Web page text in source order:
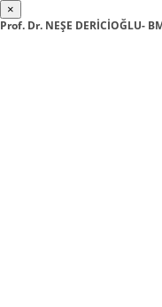
×
Prof. Dr. NEŞE DERİCİOĞLU-